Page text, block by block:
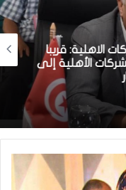
قريبا
الأهلية إلى